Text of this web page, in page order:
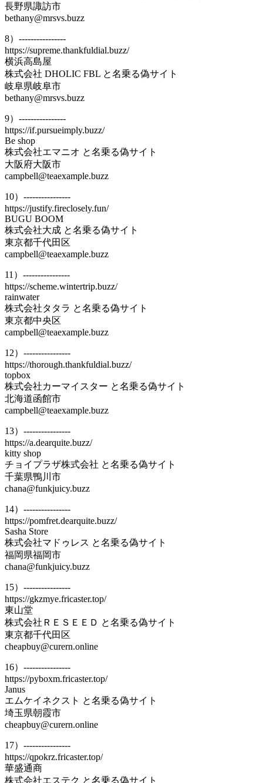
長野県諏訪市
bethany@mrsvs.buzz
8）----------------
https://supreme.thankfuldial.buzz/
横浜高島屋
株式会社 DHOLIC FBL と名乗る偽サイト
岐阜県岐阜市
bethany@mrsvs.buzz
9）----------------
https://if.pursueimply.buzz/
Be shop
株式会社エマニオ と名乗る偽サイト
大阪府大阪市
campbell@teaexample.buzz
10）----------------
https://justify.fireclosely.fun/
BUGU BOOM
株式会社大成 と名乗る偽サイト
東京都千代田区
campbell@teaexample.buzz
11）----------------
https://scheme.wintertrip.buzz/
rainwater
株式会社タタラ と名乗る偽サイト
東京都中央区
campbell@teaexample.buzz
12）----------------
https://thorough.thankfuldial.buzz/
topbox
株式会社カーマイスター と名乗る偽サイト
北海道函館市
campbell@teaexample.buzz
13）----------------
https://a.dearquite.buzz/
kitty shop
チョイプラザ株式会社 と名乗る偽サイト
千葉県鴨川市
chana@funkjuicy.buzz
14）----------------
https://pomfret.dearquite.buzz/
Sasha Store
株式会社マドゥレス と名乗る偽サイト
福岡県福岡市
chana@funkjuicy.buzz
15）----------------
https://gkzmye.fricaster.top/
東山堂
株式会社ＲＥＳＥＥＤ と名乗る偽サイト
東京都千代田区
cheapbuy@curern.online
16）----------------
https://pyboxm.fricaster.top/
Janus
エムケイネクスト と名乗る偽サイト
埼玉県朝霞市
cheapbuy@curern.online
17）----------------
https://qpokrz.fricaster.top/
華盛通商
株式会社エステク と名乗る偽サイト